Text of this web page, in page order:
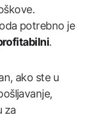
potrebno je
.
ako ste u
za